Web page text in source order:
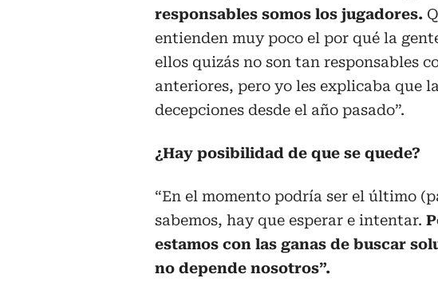
responsables somos los jugadores.
entienden muy poco el por qué la
ellos quizás no son tan responsables
anteriores, pero yo les explicaba que
decepciones desde el año pasado”.
¿Hay posibilidad de que se quede?
“En el momento podría ser el último
sabemos, hay que esperar e intentar.
estamos con las ganas de buscar
no depende nosotros”.